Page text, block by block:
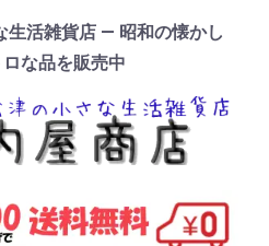
生活雑貨店 — 昭和の懐かし
な品を販売中